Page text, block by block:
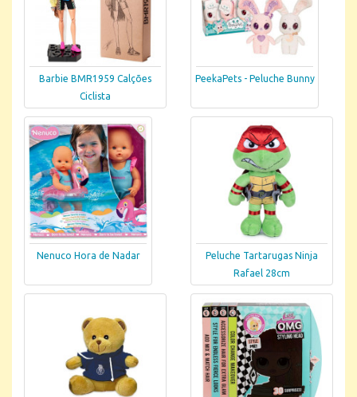
Barbie BMR1959 Calções
Ciclista
PeekaPets - Peluche Bunny
Nenuco Hora de Nadar
Peluche Tartarugas Ninja
Rafael 28cm